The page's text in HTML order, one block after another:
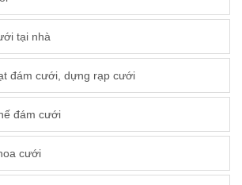
tại nhà
đám cưới, dựng rạp cưới
đám cưới
cưới